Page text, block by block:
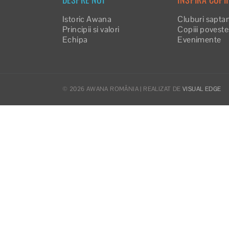
Istoric Awana
Principii si valori
Echipa
Cluburi
Copiii
Evenimente
© 2026 AWANA ROMÂNIA | REALIZAT DEVISUAL EDGE